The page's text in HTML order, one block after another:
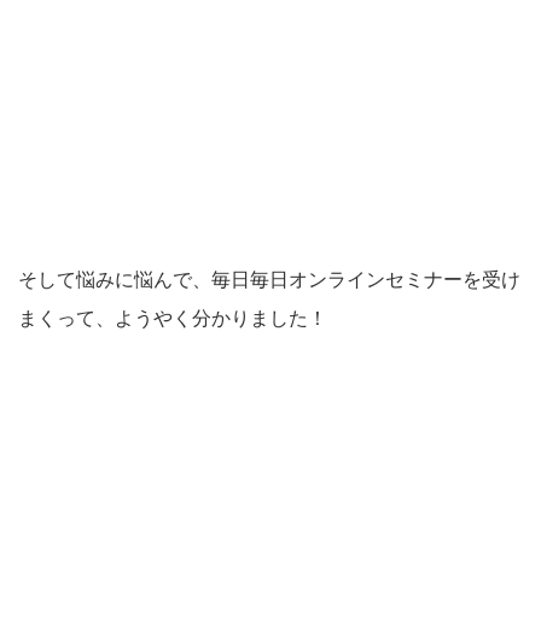
そして悩みに悩んで、毎日毎日オンラインセミナーを受け
まくって、ようやく分かりました！